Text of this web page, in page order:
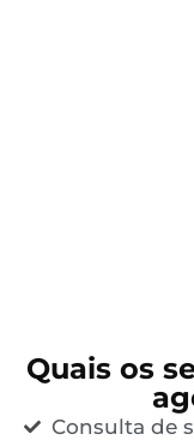
Quais os
Consulta de